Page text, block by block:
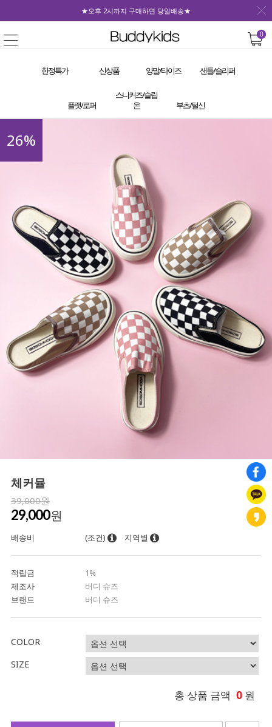
★오후 2시까지 구매하면 당일배송★
0
한정특가 신상품 양말/타이즈 샌들/슬리퍼
플랫/로퍼
스니커즈/슬립
온
부츠/털신
26%
체커뮬
39,000원
29,000원
배송비 (조건) 지역별
적립금
1%
제조사
버디 슈즈
브랜드
버디 슈즈
COLOR
SIZE
총 상품 금액 0 원